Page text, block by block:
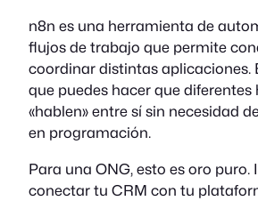
n8n es una herramienta de
flujos de trabajo que permite
coordinar distintas aplicaciones.
que puedes hacer que
«hablen» entre sí sin necesidad
en programación.
Para una ONG, esto es oro
conectar tu CRM con tu